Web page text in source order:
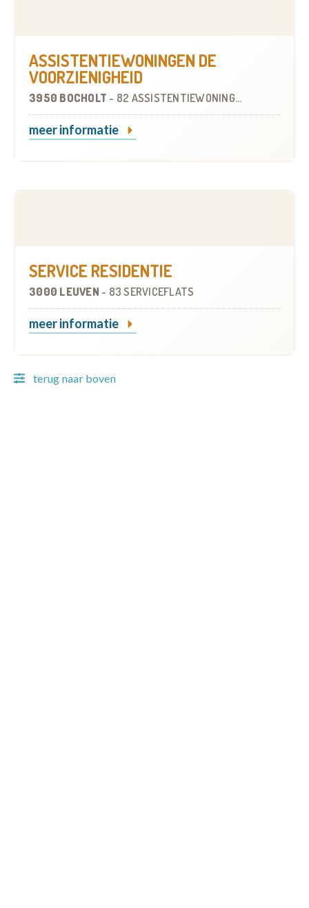
ASSISTENTIEWONINGEN DE
VOORZIENIGHEID
3950 BOCHOLT - 82 ASSISTENTIEWONINGEN
meer informatie
SERVICE RESIDENTIE
3000 LEUVEN - 83 SERVICEFLATS
meer informatie
terug naar boven